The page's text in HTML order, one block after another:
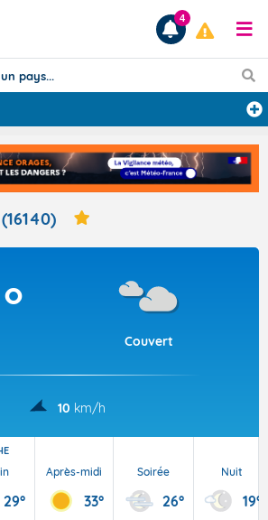
Prévisions
LES RÉSULTATS
Articles
4
Couvert
10 km/h
29°
Après-midi
33°
Soirée
26°
Nuit
19°